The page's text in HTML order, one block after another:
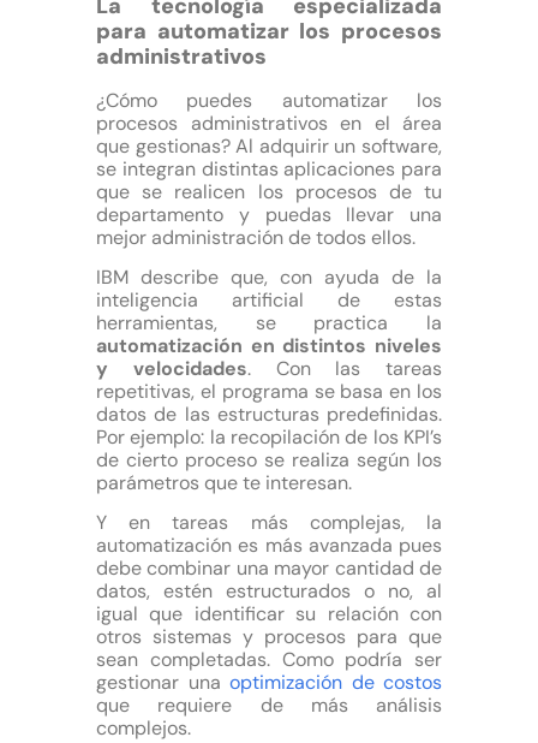
para automatizar los procesos
administrativos
¿Cómo puedes automatizar los
procesos administrativos en el área
que gestionas? Al adquirir un software,
se integran distintas aplicaciones para
que se realicen los procesos de tu
departamento y puedas llevar una
mejor administración de todos ellos.
IBM describe que, con ayuda de la
inteligencia artificial de estas
herramientas, se practica la
automatización en distintos niveles
y velocidades. Con las tareas
repetitivas, el programa se basa en los
datos de las estructuras predefinidas.
Por ejemplo: la recopilación de los KPI’s
de cierto proceso se realiza según los
parámetros que te interesan.
Y en tareas más complejas, la
automatización es más avanzada pues
debe combinar una mayor cantidad de
datos, estén estructurados o no, al
igual que identificar su relación con
otros sistemas y procesos para que
sean completadas. Como podría ser
gestionar una optimización de costos
que requiere de más análisis
complejos.